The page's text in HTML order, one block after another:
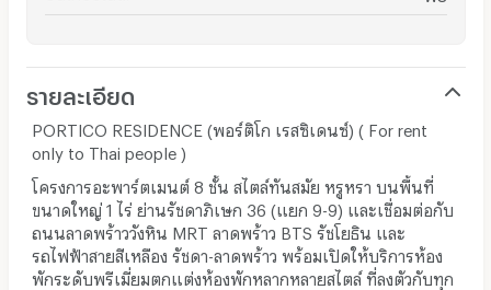
รายละเอียด
PORTICO RESIDENCE (พอร์ติโก เรสซิเดนซ์) ( For rent
only to Thai people )
โครงการอะพาร์ตเมนต์ 8 ชั้น สไตล์ทันสมัย หรูหรา บนพื้นที่
ขนาดใหญ่ 1 ไร่ ย่านรัชดาภิเษก 36 (แยก 9-9) และเชื่อมต่อกับ
ถนนลาดพร้าววังหิน MRT ลาดพร้าว BTS รัชโยธิน และ
รถไฟฟ้าสายสีเหลือง รัชดา-ลาดพร้าว พร้อมเปิดให้บริการห้อง
พักระดับพรีเมี่ยมตกแต่งห้องพักหลากหลายสไตล์ ที่ลงตัวกับทุก